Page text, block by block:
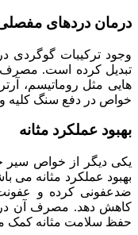
درمان دردهای
وجود ترکیبات گوگردی
تبدیل کرده است. مصرف
هایی مثل روماتیسم،
خواص در دفع سنگ کلیه
بهبود عملکرد مثانه
یکی دیگر از خواص سیر
بهبود عملکرد مثانه می
ضدعفونی کرده و
کاهش دهد. مصرف آن در
حفظ سلامت مثانه کمک